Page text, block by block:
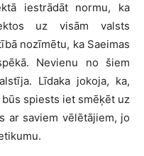
iestrādāt normu, ka
uz visām valsts
nozīmētu, ka Saeimas
Nevienu no šiem
Līdaka jokoja, ka,
spiests iet smēķēt uz
ar saviem vēlētājiem, jo